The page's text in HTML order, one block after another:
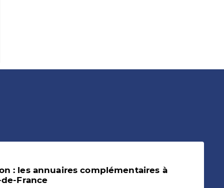
: les annuaires complémentaires à
France